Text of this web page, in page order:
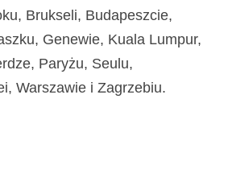
Brukseli, Budapeszcie,
Genewie, Kuala Lumpur,
Paryżu, Seulu,
Warszawie i Zagrzebiu.